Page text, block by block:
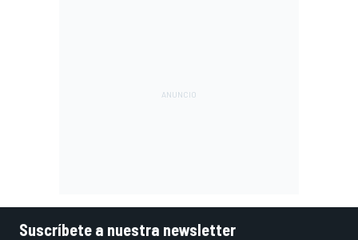
Suscríbete a nuestra newsletter